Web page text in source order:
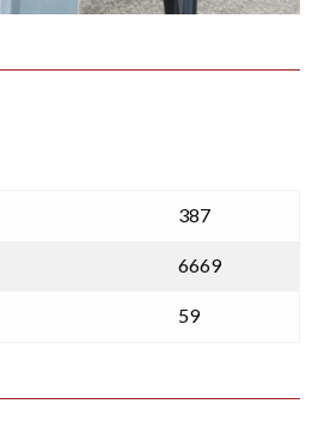
387
6669
59